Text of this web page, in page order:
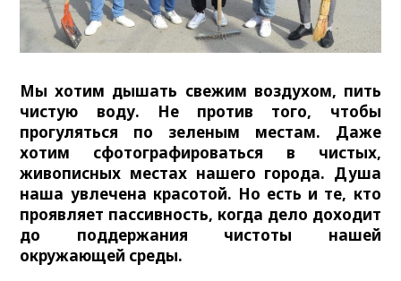
Мы хотим дышать свежим воздухом, пить
чистую воду. Не против того, чтобы
прогуляться по зеленым местам. Даже
хотим сфотографироваться в чистых,
живописных местах нашего города. Душа
наша увлечена красотой. Но есть и те, кто
проявляет пассивность, когда дело доходит
до поддержания чистоты нашей
окружающей среды.